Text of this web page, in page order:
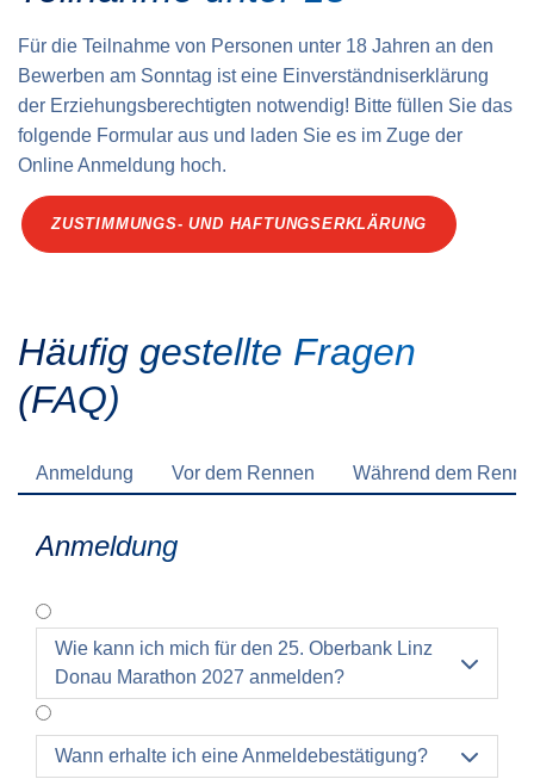
Für die Teilnahme von Personen unter 18 Jahren an den
Bewerben am Sonntag ist eine Einverständnis­erklärung
der Erziehungs­berechtigten notwendig! Bitte füllen Sie das
folgende Formular aus und laden Sie es im Zuge der
Online Anmeldung hoch.
ZUSTIMMUNGS- UND HAFTUNGSERKLÄRUNG
Häufig gestellte Fragen
(FAQ)
Anmeldung Vor dem Rennen Während dem
Anmeldung
Wie kann ich mich für den 25. Oberbank Linz
Donau Marathon 2027 anmelden?

Wann erhalte ich eine Anmeldebestätigung? 